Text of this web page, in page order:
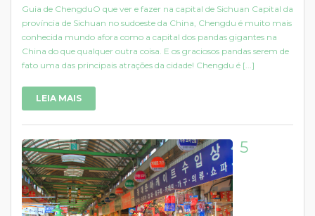
Guia de ChengduO que ver e fazer na capital de Sichuan Capital da
província de Sichuan no sudoeste da China, Chengdu é muito mais
conhecida mundo afora como a capital dos pandas gigantes na
China do que qualquer outra coisa. E os graciosos pandas serem de
fato uma das principais atrações da cidade! Chengdu é [...]
LEIA MAIS
5